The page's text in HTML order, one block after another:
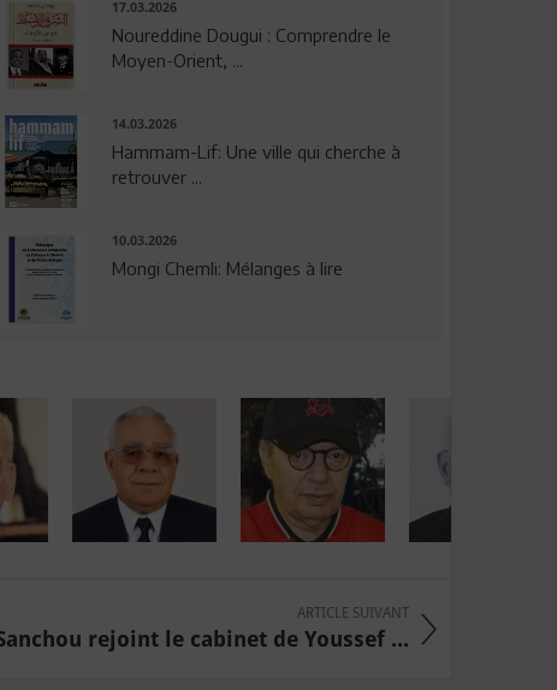
17.03.2026
Noureddine Dougui : Comprendre le
Moyen-Orient, ...
14.03.2026
Hammam-Lif: Une ville qui cherche à
retrouver ...
10.03.2026
Mongi Chemli: Mélanges à lire
ARTICLE SUIVANT
rejoint le cabinet de Youssef ...